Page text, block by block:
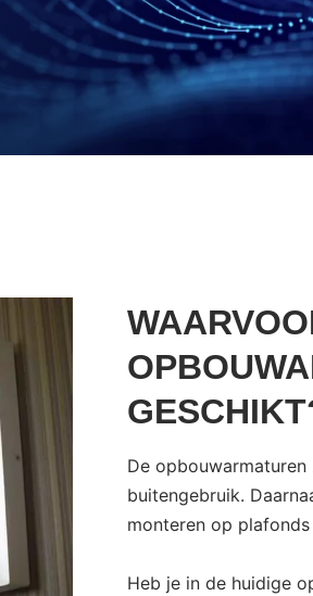
De
buitengebruik.
monteren op plafonds
Heb je in de huidige